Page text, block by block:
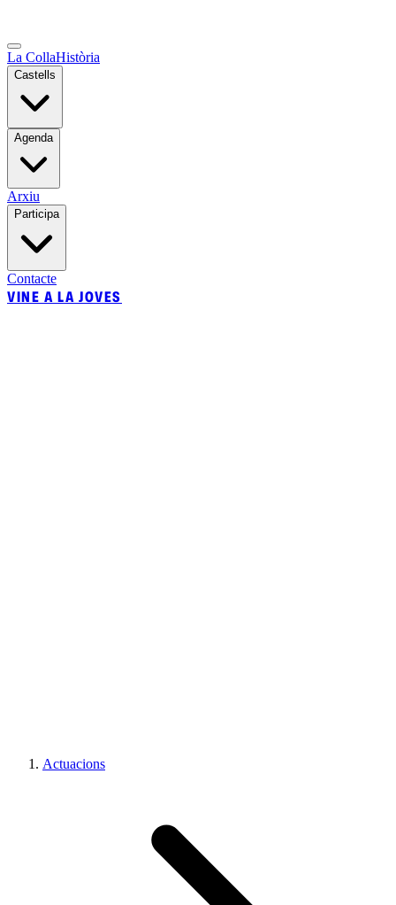
La CollaHistòria
Castells
Agenda
Arxiu
Participa
Contacte
VINE A LA JOVES
Actuacions